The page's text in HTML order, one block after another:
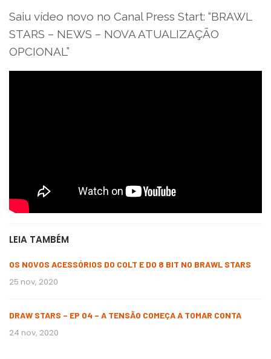
Saiu vídeo novo no Canal Press Start: “BRAWL
STARS – NEWS – NOVA ATUALIZAÇÃO
OPCIONAL”
LEIA TAMBÉM
OS NOVOS ACESSÓRIOS DO COLT E DO 8 BIT NO BRAWL STARS
25 nov, 2020
DRAW STARS – EP 04 – A TENSÃO COMEÇA A TOMAR CONTA
24 nov, 2020